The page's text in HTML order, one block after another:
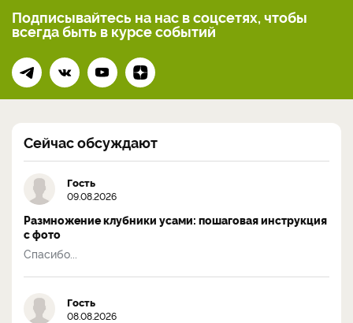
Подписывайтесь на нас в соцсетях, чтобы
всегдабыть в курсе событий
Сейчас обсуждают
Гость
09.08.2026
Размножение клубники усами: пошаговая инструкция
с фото
Спасибо...
Гость
08.08.2026